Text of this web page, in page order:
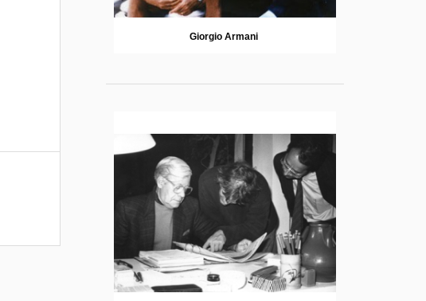
Giorgio Armani